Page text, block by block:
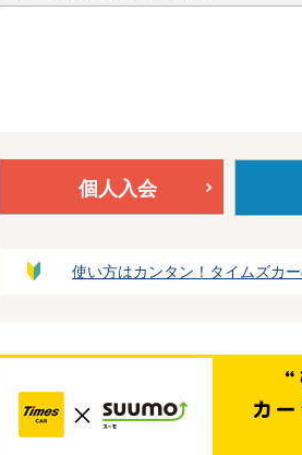
個人入会
使い方はカンタン！タイムズカ